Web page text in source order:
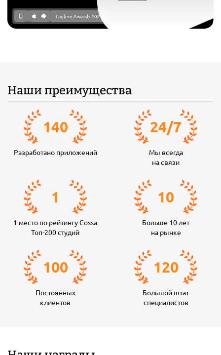
Tagline Awards 2023
Наши преимущества
140
Разработано приложений
24/7
Мы всегда
на связи
1
1 место по рейтингу Cossa
Топ-200 студий
10
Больше 10 лет
на рынке
100
Постоянных
клиентов
120
Большой штат
специалистов